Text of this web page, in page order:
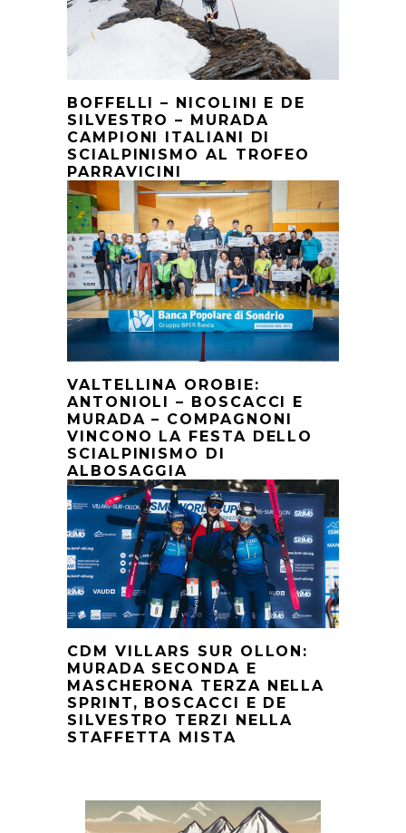
BOFFELLI – NICOLINI E DE
SILVESTRO – MURADA
CAMPIONI ITALIANI DI
SCIALPINISMO AL TROFEO
PARRAVICINI
VALTELLINA OROBIE:
ANTONIOLI – BOSCACCI E
MURADA – COMPAGNONI
VINCONO LA FESTA DELLO
SCIALPINISMO DI
ALBOSAGGIA
CDM VILLARS SUR OLLON:
MURADA SECONDA E
MASCHERONA TERZA NELLA
SPRINT, BOSCACCI E DE
SILVESTRO TERZI NELLA
STAFFETTA MISTA